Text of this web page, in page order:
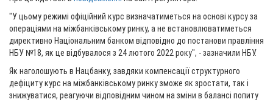
"У цьому режимі офіційний курс визначатиметься на основі курсу за
операціями на міжбанківському ринку, а не встановлюватиметься
директивно Національним банком відповідно до постанови правління
НБУ №18, як це відбувалося з 24 лютого 2022 року", - зазначили НБУ.
Як наголошують в Нацбанку, завдяки компенсації структурного
дефіциту курс на міжбанківському ринку зможе як зростати, так і
знижуватися, реагуючи відповідним чином на зміни в балансі попиту